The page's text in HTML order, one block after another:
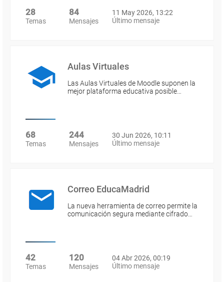
28
Temas
84
Mensajes
11 May 2026, 13:22
Último mensaje
Aulas Virtuales
Las Aulas Virtuales de Moodle suponen la
mejor plataforma educativa posible…
68
Temas
244
Mensajes
30 Jun 2026, 10:11
Último mensaje
Correo EducaMadrid
La nueva herramienta de correo permite la
comunicación segura mediante cifrado…
42
Temas
120
Mensajes
04 Abr 2026, 00:19
Último mensaje